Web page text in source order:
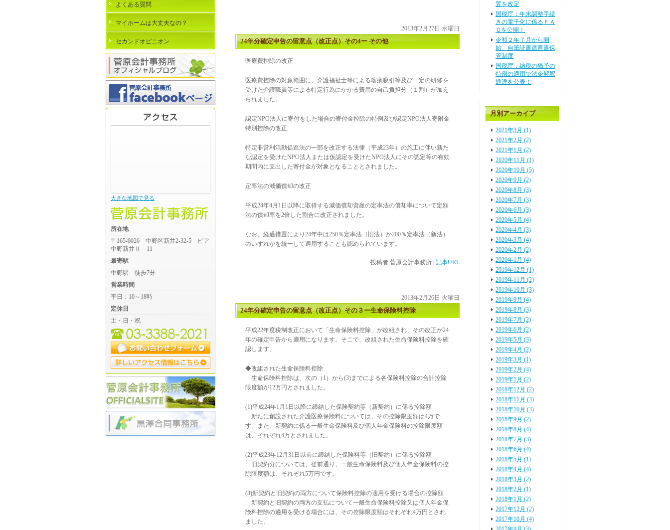
2013年2月27日 水曜日
24年分確定申告の留意点（改正点）その4ー その他
医療費控除の改正
医療費控除の対象範囲に、介護福祉士等による喀痰吸引等及び一定の研修を
受けた介護職員等による特定行為にかかる費用の自己負担分（１割）が加え
られました。
認定NPO法人に寄付をした場合の寄付金控除の特例及び認定NPO法人寄附金
特別控除の改正
特定非営利活動促進法の一部を改正する法律（平成23年）の施工に伴い新た
な認定を受けたNPO法人または仮認定を受けたNPO法人にその認定等の有効
期間内に支出した寄付金が対象となることとされました。
定率法の減価償却の改正
平成24年4月1日以降に取得する減価償却資産の定率法の償却率について定額
法の償却率を2倍した割合に改正されました。
なお、経過措置により24年中は250％定率法（旧法）か200％定率法（新法）
のいずれかを統一して適用することも認められています。
投稿者 菅原会計事務所 記事URL
2013年2月26日 火曜日
24年分確定申告の留意点（改正点）その３ー生命保険料控除
平成22年度税制改正において「生命保険料控除」が改組され、その改正が24
年の確定申告から適用になります。そこで、改組された生命保険料控除を確
認します。
◆改組された生命保険料控除
生命保険料控除は、次の（1）から(3)までによる各保険料控除の合計控除
限度額が12万円とされました。
(1)平成24年1月1日以降に締結した保険契約等（新契約）に係る控除額
新たに創設された介護医療保険料については、その控除限度額は4万で
す。また、新契約に係る一般生命保険料及び個人年金保険料の控除限度額
は、それぞれ4万とされました。
(2)平成23年12月31日以前に締結した保険料等（旧契約）に係る控除額
旧契約分については、従前通り、一般生命保険料及び個人年金保険料の控
除限度額は、それぞれ5万円です。
(3)新契約と旧契約の両方について保険料控除の適用を受ける場合の控除額
新契約と旧契約の両方の支払について一般生命保険料控除又は個人年金保
険料控除の適用を受ける場合には、その控除限度額はそれぞれ4万円とされ
ました。
置を改定
国税庁：年末調整手続
きの電子化に係るＦＡ
Ｑを公開！
令和２年７月から開
始 自筆証書遺言書保
管制度
国税庁：納税の猶予の
特例の適用で法令解釈
通達を公表！
月別アーカイブ
2021年3月 (1)
2021年2月 (2)
2021年1月 (2)
2020年11月 (1)
2020年10月 (5)
2020年9月 (2)
2020年8月 (3)
2020年7月 (3)
2020年6月 (3)
2020年5月 (4)
2020年4月 (3)
2020年3月 (4)
2020年2月 (2)
2020年1月 (4)
2019年12月 (1)
2019年11月 (2)
2019年10月 (3)
2019年9月 (4)
2019年8月 (3)
2019年7月 (2)
2019年6月 (2)
2019年5月 (3)
2019年4月 (2)
2019年3月 (1)
2019年2月 (4)
2019年1月 (2)
2018年12月 (2)
2018年11月 (3)
2018年10月 (3)
2018年9月 (2)
2018年8月 (4)
2018年7月 (3)
2018年6月 (4)
2018年5月 (1)
2018年4月 (4)
2018年3月 (2)
2018年2月 (1)
2018年1月 (2)
2017年12月 (2)
2017年10月 (4)
よくある質問
マイホームは大丈夫なの？
セカンドオピニオン
大きな地図で見る
所在地
〒165-0026 中野区新井2-32-5 ピア
中野新井Ⅱ－11
最寄駅
中野駅 徒歩7分
営業時間
平日：10～18時
定休日
土・日・祝